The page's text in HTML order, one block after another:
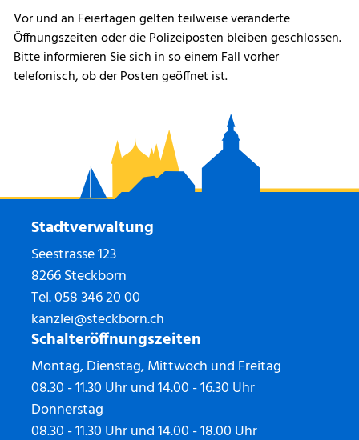
Vor und an Feiertagen gelten teilweise veränderte
Öffnungszeiten oder die Polizeiposten bleiben geschlossen.
Bitte informieren Sie sich in so einem Fall vorher
telefonisch, ob der Posten geöffnet ist.
Stadtverwaltung
Seestrasse 123
8266 Steckborn
Tel.058 346 20 00
kanzlei@steckborn.ch
Schalteröffnungszeiten
Montag, Dienstag, Mittwoch und Freitag
08.30 - 11.30 Uhr und 14.00 - 16.30 Uhr
Donnerstag
08.30 - 11.30 Uhr und 14.00 - 18.00 Uhr